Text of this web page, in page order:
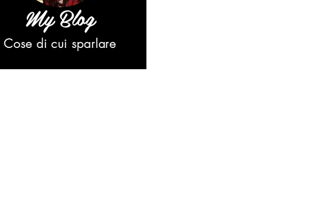
My Blog
Cose di cui sparlare